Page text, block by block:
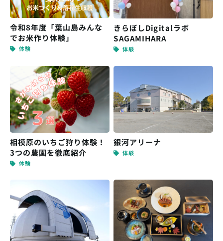
令和8年度「葉山島みんな
でお米作り体験」
体験
きらぼしDigitalラボ
SAGAMIHARA
体験
相模原のいちご狩り体験！
3つの農園を徹底紹介
体験
銀河アリーナ
体験